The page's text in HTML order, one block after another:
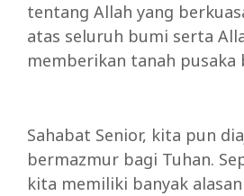
tentang Allah yang
atas seluruh bumi serta
memberikan tanah pusaka
Sahabat Senior, kita pun
bermazmur bagi Tuhan.
kita memiliki banyak